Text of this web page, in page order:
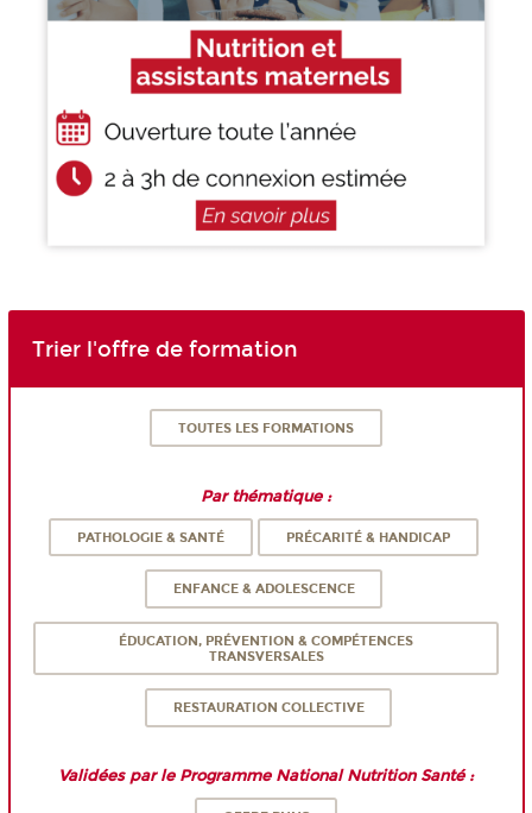
Trier l'offre de formation
TOUTES LES FORMATIONS
Par thématique :
PATHOLOGIE & SANTÉ PRÉCARITÉ & HANDICAP
ENFANCE & ADOLESCENCE
ÉDUCATION, PRÉVENTION & COMPÉTENCES
TRANSVERSALES
RESTAURATION COLLECTIVE
Validées par le Programme National Nutrition Santé :